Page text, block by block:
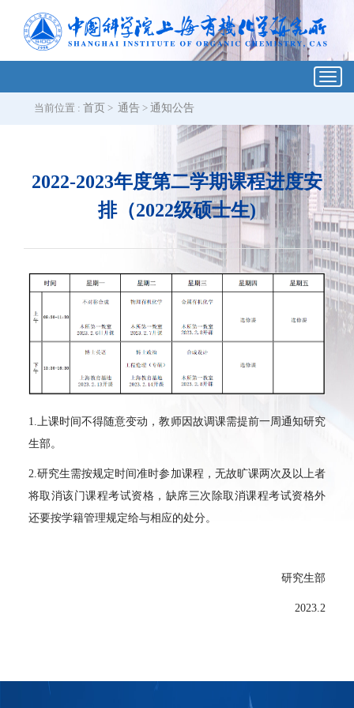
当前位置 : 首页 > 通告 > 通知公告
2022-2023年度第二学期课程进度安
排（2022级硕士生)
1.上课时间不得随意变动 ，教师因故调课需提前一周通知研究
生部。
2.研究生需按规定时间准时参加课程，无故旷课两次及以上者
将取消该门课程考试资格，缺席三次除取消课程考试资格外
还要按学籍管理规定给与相应的处分。
研究生部
2023.2